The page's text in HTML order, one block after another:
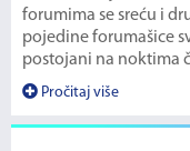
forumima se sreću i
pojedine forumašice
postojani na noktima
Pročitaj više